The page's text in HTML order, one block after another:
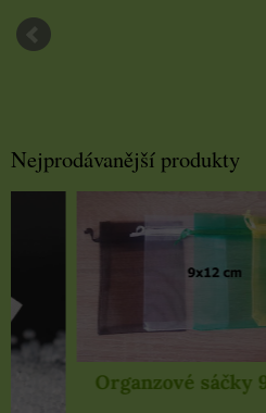
Nejprodávanější produkty
Organzové sáčky 9x12 cm